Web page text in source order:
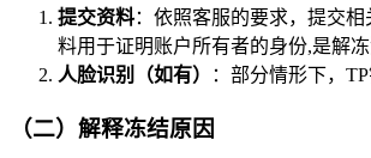
提交资料：依照客服的要求，提交
料用于证明账户所有者的身份,是解冻
人脸识别（如有）
：部分情形下，
（二）解释冻结原因